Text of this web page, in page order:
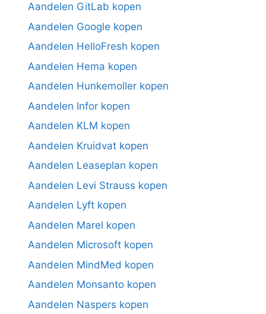
Aandelen GitLab kopen
Aandelen Google kopen
Aandelen HelloFresh kopen
Aandelen Hema kopen
Aandelen Hunkemoller kopen
Aandelen Infor kopen
Aandelen KLM kopen
Aandelen Kruidvat kopen
Aandelen Leaseplan kopen
Aandelen Levi Strauss kopen
Aandelen Lyft kopen
Aandelen Marel kopen
Aandelen Microsoft kopen
Aandelen MindMed kopen
Aandelen Monsanto kopen
Aandelen Naspers kopen